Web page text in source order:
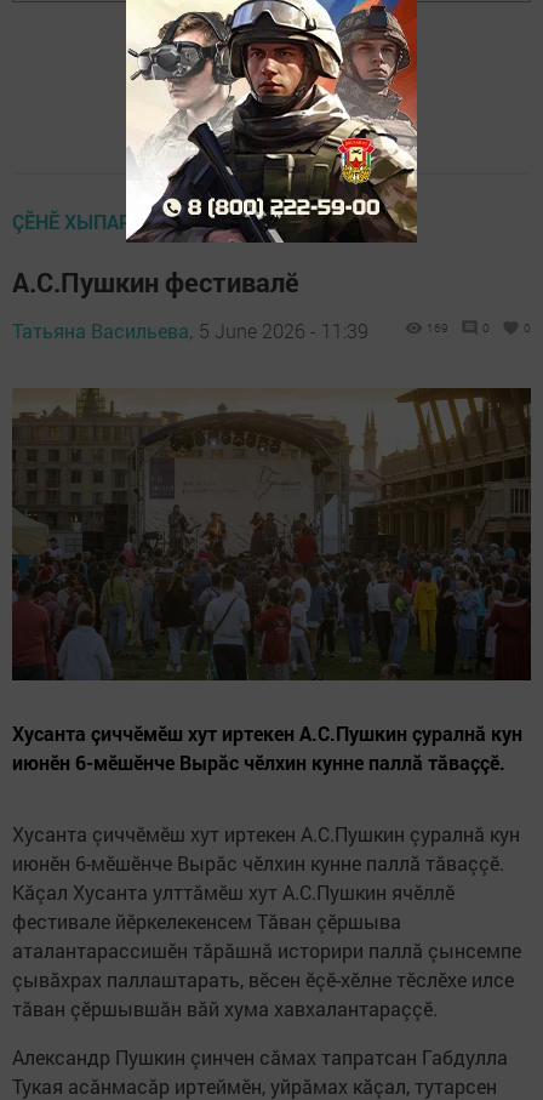
ÇӖНӖ ХЫПАРСЕМ
А.С.Пушкин фестивалӗ
Татьяна Васильева, 5 June 2026 - 11:39 169 0 0
Хусанта çиччӗмӗш хут иртекен А.С.Пушкин çуралнă кун
июнӗн 6-мӗшӗнче Вырăс чӗлхин кунне паллă тăваççӗ.
Хусанта çиччӗмӗш хут иртекен А.С.Пушкин çуралнă кун
июнӗн 6-мӗшӗнче Вырăс чӗлхин кунне паллă тăваççӗ.
Кăçал Хусанта улттăмӗш хут А.С.Пушкин ячӗллӗ
фестивале йӗркелекенсем Тăван çӗршыва
аталантарассишӗн тăрăшнă историри паллă çынсемпе
çывăхрах паллаштарать, вӗсен ӗçӗ-хӗлне тӗслӗхе илсе
тăван çӗршывшăн вăй хума хавхалантараççӗ.
Александр Пушкин çинчен сăмах тапратсан Габдулла
Тукая асăнмасăр иртеймӗн, уйрăмах кăçал, тутарсен